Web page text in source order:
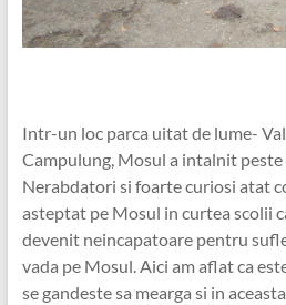
Intr-un loc parca uitat de lume-
Campulung, Mosul a intalnit peste
Nerabdatori si foarte curiosi atat
asteptat pe Mosul in curtea scolii
devenit neincapatoare pentru
vada pe Mosul. Aici am aflat ca
se gandeste sa mearga si in